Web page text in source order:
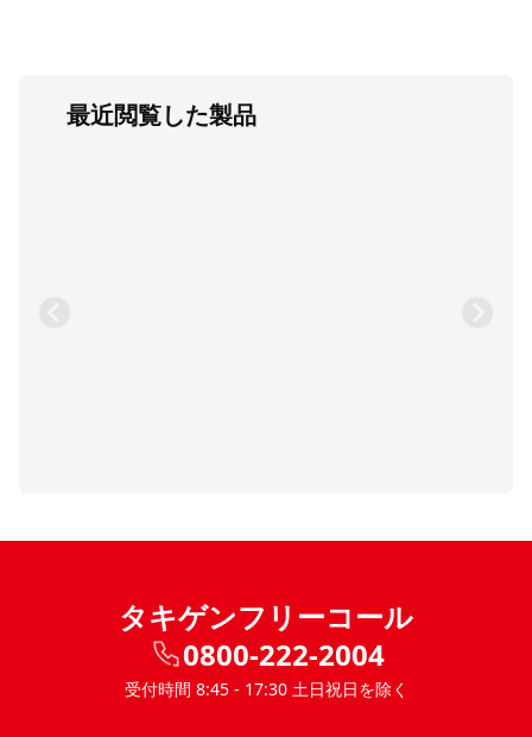
最近閲覧した製品
タキゲンフリーコール
0800-222-2004
受付時間 8:45 - 17:30 土日祝日を除く